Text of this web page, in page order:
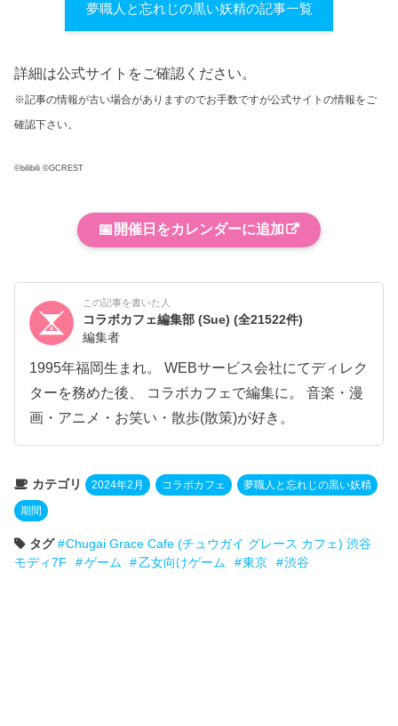
夢職人と忘れじの黒い妖精の記事一覧
詳細は公式サイトをご確認ください。
※記事の情報が古い場合がありますのでお手数ですが公式サイトの情報をご
確認下さい。
©bilibili ©GCREST
📅 開催日をカレンダーに追加
この記事を書いた人
コラボカフェ編集部 (Sue)(全21522件)
編集者
1995年福岡生まれ。 WEBサービス会社にてディレク
ターを務めた後、 コラボカフェで編集に。 音楽・漫
画・アニメ・お笑い・散歩(散策)が好き。
カテゴリ 2024年2月 コラボカフェ 夢職人と忘れじの黒い妖精
期間
タグ
Chugai Grace Cafe (チュウガイ グレース カフェ) 渋谷
モディ7F
ゲーム 乙女向けゲーム 東京 渋谷